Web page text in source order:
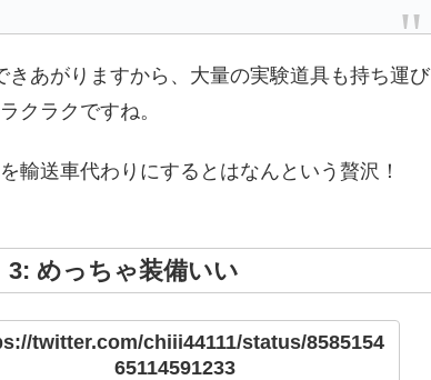
きあがりますから、大量の実験道具も持ち運び
ラクラクですね。
輸送車代わりにするとはなんという贅沢！
3: めっちゃ装備いい
twitter.com/chiii44111/status/8585154
65114591233